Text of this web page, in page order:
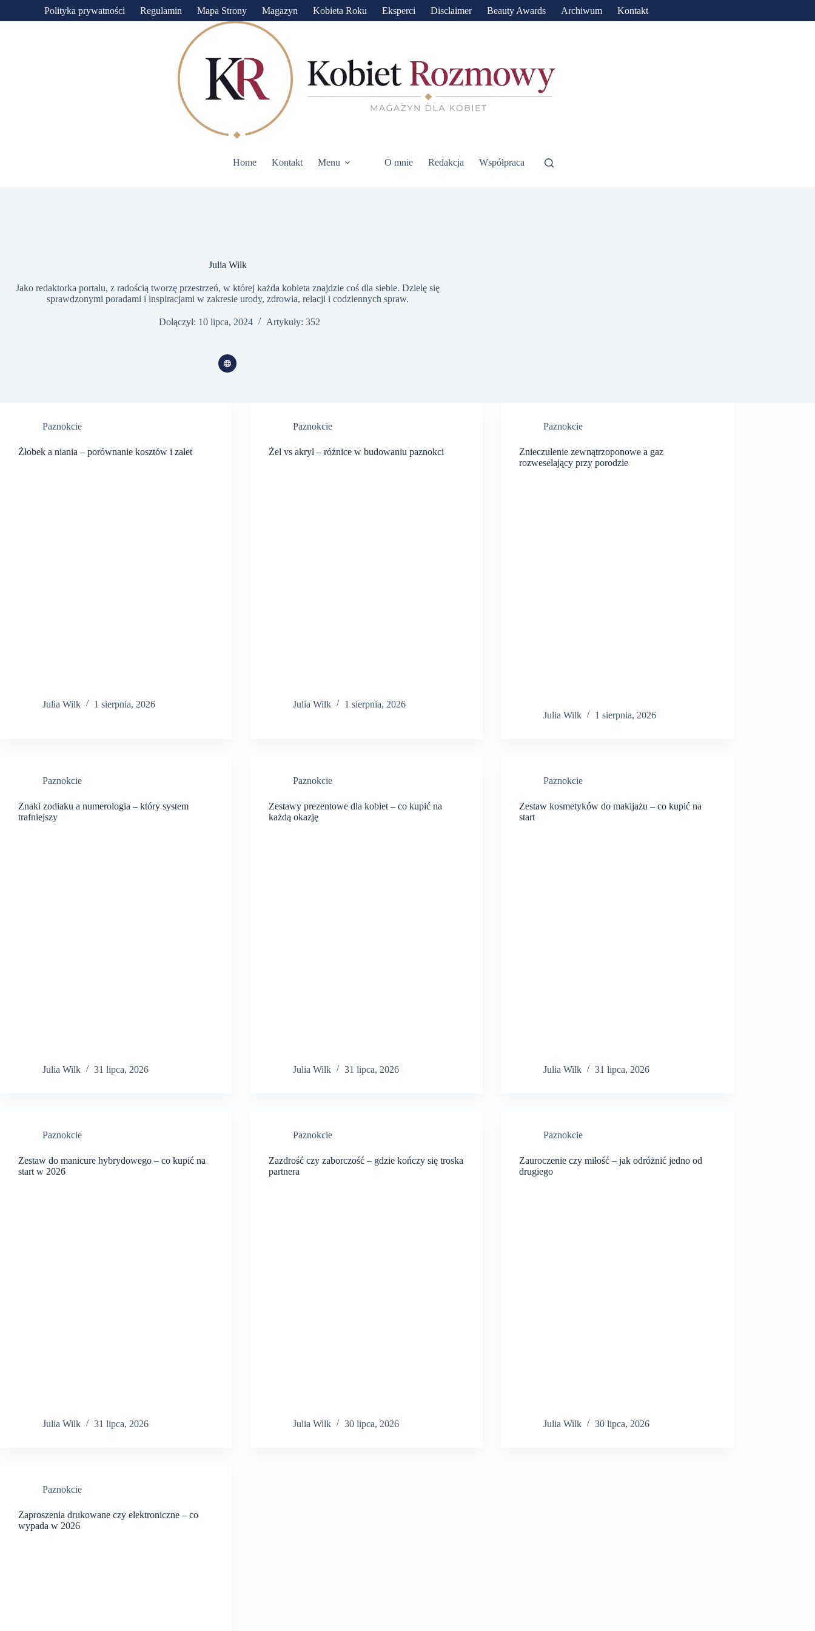
Polityka prywatności Regulamin Mapa Strony Magazyn Kobieta Roku Eksperci Disclaimer Beauty Awards Archiwum Kontakt
Home Kontakt Menu O mnie Redakcja Współpraca
Julia Wilk
Jako redaktorka portalu, z radością tworzę przestrzeń, w której każda kobieta znajdzie coś dla siebie. Dzielę się
sprawdzonymi poradami i inspiracjami w zakresie urody, zdrowia, relacji i codziennych spraw.
Dołączył: 10 lipca, 2024 Artykuły: 352
Paznokcie
Żłobek a niania – porównanie kosztów i zalet
Julia Wilk 1 sierpnia, 2026
Paznokcie
Żel vs akryl – różnice w budowaniu paznokci
Julia Wilk 1 sierpnia, 2026
Paznokcie
Znieczulenie zewnątrzoponowe a gaz
rozweselający przy porodzie
Julia Wilk 1 sierpnia, 2026
Paznokcie
Znaki zodiaku a numerologia – który system
trafniejszy
Julia Wilk 31 lipca, 2026
Paznokcie
Zestawy prezentowe dla kobiet – co kupić na
każdą okazję
Julia Wilk 31 lipca, 2026
Paznokcie
Zestaw kosmetyków do makijażu – co kupić na
start
Julia Wilk 31 lipca, 2026
Paznokcie
Zestaw do manicure hybrydowego – co kupić na
start w 2026
Julia Wilk 31 lipca, 2026
Paznokcie
Zazdrość czy zaborczość – gdzie kończy się troska
partnera
Julia Wilk 30 lipca, 2026
Paznokcie
Zauroczenie czy miłość – jak odróżnić jedno od
drugiego
Julia Wilk 30 lipca, 2026
Paznokcie
Zaproszenia drukowane czy elektroniczne – co
wypada w 2026